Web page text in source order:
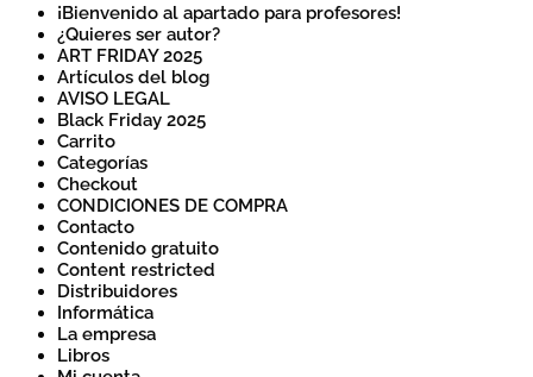
¡Bienvenido al apartado para profesores!
¿Quieres ser autor?
ART FRIDAY 2025
Artículos del blog
AVISO LEGAL
Black Friday 2025
Carrito
Categorías
Checkout
CONDICIONES DE COMPRA
Contacto
Contenido gratuito
Content restricted
Distribuidores
Informática
La empresa
Libros